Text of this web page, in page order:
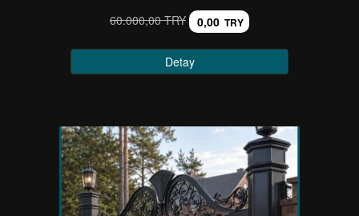
60.000,00 TRY 0,00 TRY
Detay